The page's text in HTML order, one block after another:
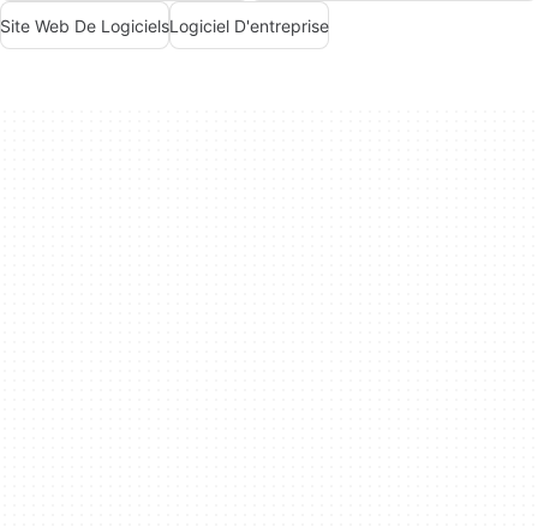
Site Web De LogicielsLogiciel D'entreprise